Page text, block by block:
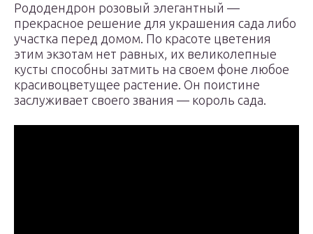
Рододендрон розовый элегантный —
прекрасное решение для украшения сада либо
участка перед домом. По красоте цветения
этим экзотам нет равных, их великолепные
кусты способны затмить на своем фоне любое
красивоцветущее растение. Он поистине
заслуживает своего звания — король сада.